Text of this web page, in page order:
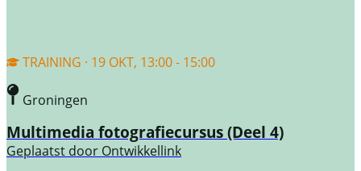
TRAINING · 19 OKT, 13:00 - 15:00
Groningen
Multimedia fotografiecursus (Deel 4)
Geplaatst door Ontwikkellink